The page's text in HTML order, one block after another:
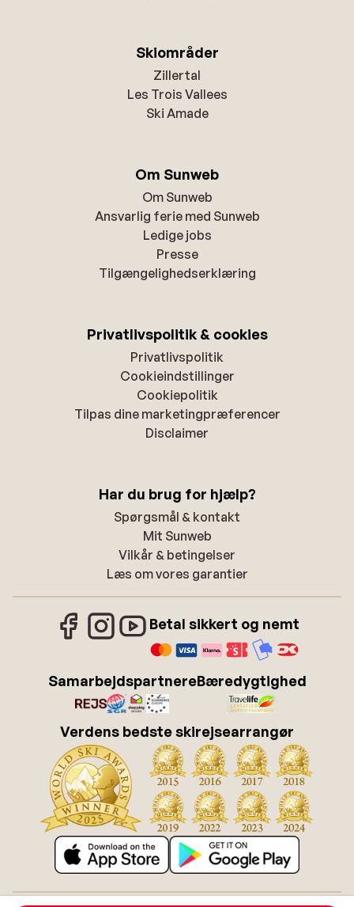
Skiområder
Zillertal
Les Trois Vallees
Ski Amade
Om Sunweb
Om Sunweb
Ansvarlig ferie med Sunweb
Ledige jobs
Presse
Tilgængelighedserklæring
Privatlivspolitik & cookies
Privatlivspolitik
Cookieindstillinger
Cookiepolitik
Tilpas dine marketingpræferencer
Disclaimer
Har du brug for hjælp?
Spørgsmål & kontakt
Mit Sunweb
Vilkår & betingelser
Læs om vores garantier
Betal sikkert og nemt
SamarbejdspartnereBæredygtighed
Verdens bedste skirejsearrangør